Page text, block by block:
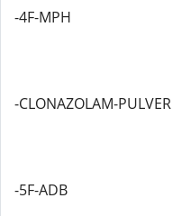
-4F-MPH
-CLONAZOLAM-PULVER
-5F-ADB